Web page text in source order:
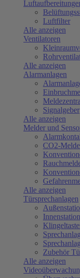
Luftfilter
Alle anzeigen
Ventilatoren
Alle anzeigen
Alarmanlagen
Signalgeber
Alle anzeigen
Melder und
CO2-
Alle anzeigen
Türsprechanlagen
Zubehör
Alle anzeigen